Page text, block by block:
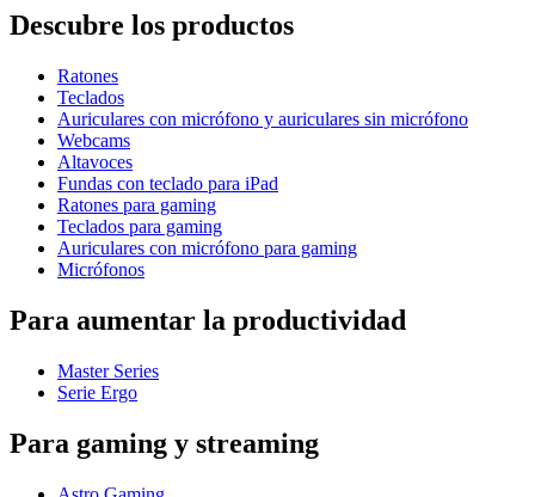
Descubre los productos
Ratones
Teclados
Auriculares con micrófono y auriculares sin micrófono
Webcams
Altavoces
Fundas con teclado para iPad
Ratones para gaming
Teclados para gaming
Auriculares con micrófono para gaming
Micrófonos
Para aumentar la productividad
Master Series
Serie Ergo
Para gaming y streaming